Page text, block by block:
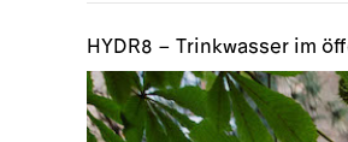
HYDR8 – Trinkwasser im